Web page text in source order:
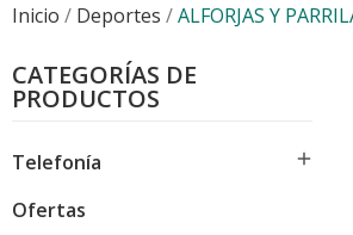
Inicio Deportes ALFORJAS Y
CATEGORÍAS DE
PRODUCTOS
Telefonía 
Ofertas